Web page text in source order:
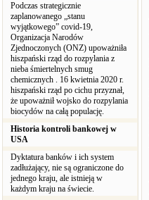
Podczas strategicznie
zaplanowanego „stanu
wyjątkowego” covid-19,
Organizacja Narodów
Zjednoczonych (ONZ) upoważniła
hiszpański rząd do rozpylania z
nieba śmiertelnych smug
chemicznych . 16 kwietnia 2020 r.
hiszpański rząd po cichu przyznał,
że upoważnił wojsko do rozpylania
biocydów na całą populację.
Historia kontroli bankowej w
USA
Dyktatura banków i ich system
zadłużający, nie są ograniczone do
jednego kraju, ale istnieją w
każdym kraju na świecie.